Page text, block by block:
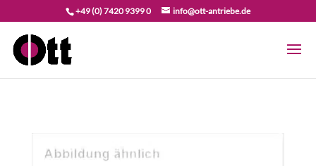
+49 (0) 7420 9399 0 info@ott-antriebe.de